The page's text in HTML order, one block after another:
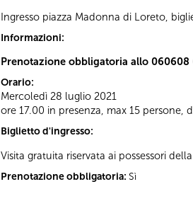
Ingresso piazza Madonna di Loreto,
Informazioni:
Prenotazione obbligatoria allo 060608
Orario:
Mercoledì 28 luglio 2021
ore 17.00 in presenza, max 15 persone,
Biglietto d'ingresso:
Visita gratuita riservata ai possessori della
Prenotazione obbligatoria: Sì